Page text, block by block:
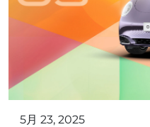
5月 23, 2025